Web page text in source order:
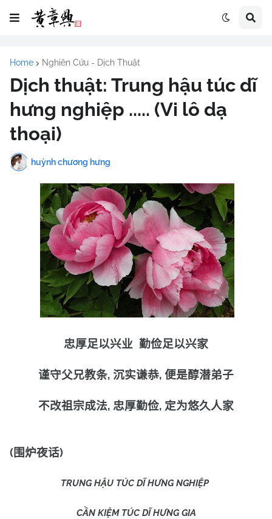
Home Nghiên Cứu - Dịch Thuật
Dịch thuật: Trung hậu túc dĩ
hưng nghiệp ..... (Vi lô dạ
thoại)
huỳnh chương hưng
忠厚足以兴业 勤俭足以兴家
谨守父兄教条, 沉实谦恭, 便是醇潜弟子
不改祖宗成法, 忠厚勤俭, 定为悠久人家
(围炉夜话)
TRUNG HẬU TÚC DĨ HƯNG NGHIỆP
CẦN KIỆM TÚC DĨ HƯNG GIA